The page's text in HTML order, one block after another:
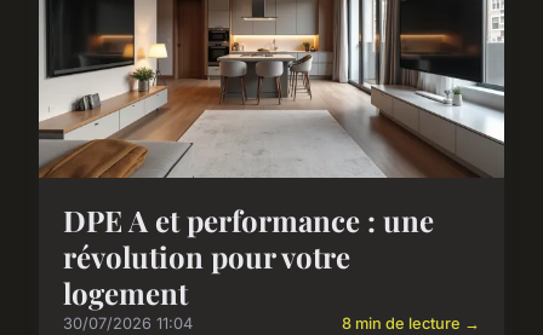
DPE A et performance : une
révolution pour votre
logement
30/07/2026 11:04 8 min de lecture →